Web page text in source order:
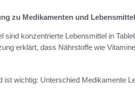
zu Medikamenten und
sind konzentrierte Lebensmittel in
erklärt, dass Nährstoffe wie
ist wichtig: Unterschied Medikamente